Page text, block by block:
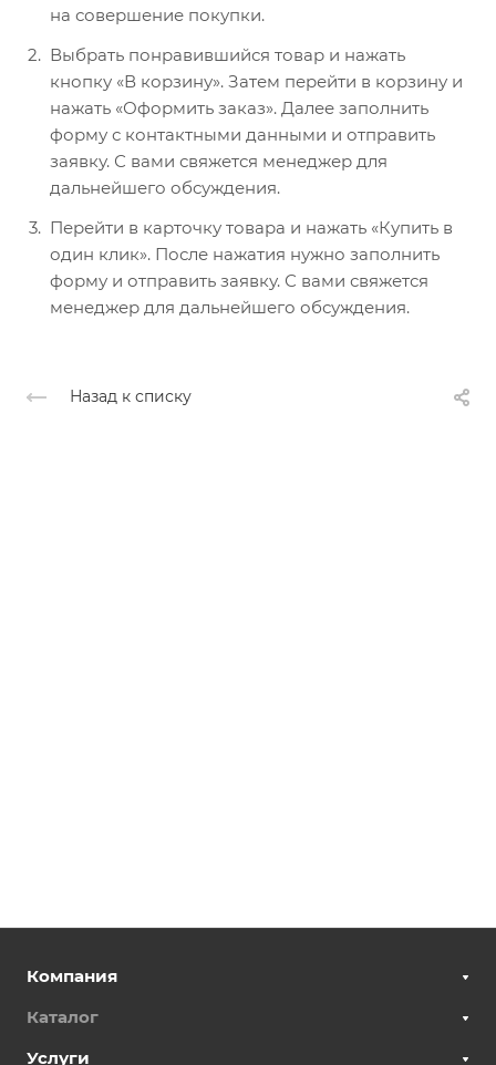
на совершение покупки.
Выбрать понравившийся товар и нажать
кнопку «В корзину». Затем перейти в корзину и
нажать «Оформить заказ». Далее заполнить
форму с контактными данными и отправить
заявку. С вами свяжется менеджер для
дальнейшего обсуждения.
Перейти в карточку товара и нажать «Купить в
один клик». После нажатия нужно заполнить
форму и отправить заявку. С вами свяжется
менеджер для дальнейшего обсуждения.
Назад к списку
Компания
Каталог
Услуги